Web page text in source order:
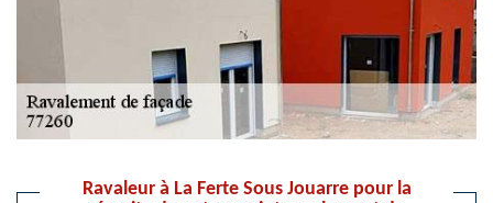
Ravaleur à La Ferte Sous Jouarre pour la